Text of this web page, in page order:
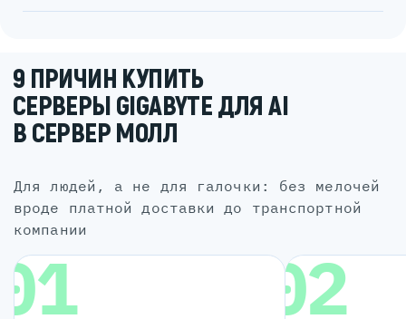
9 ПРИЧИН КУПИТЬ
СЕРВЕРЫ GIGABYTE ДЛЯ AI
В СЕРВЕР МОЛЛ
для людей, а не для галочки: без мелочей
вроде платной доставки до транспортной
компании
02